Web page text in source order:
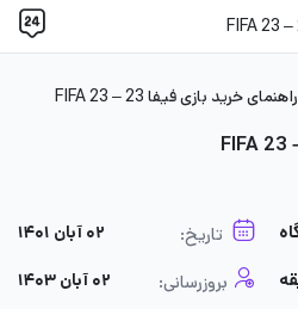
راهنمای خرید بازی فیفا 23 – FIFA 23
تاریخ: ۰۲ آبان ۱۴۰۱
بروزرسانی: ۰۲ آبان ۱۴۰۳